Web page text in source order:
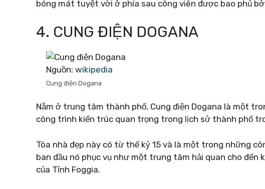
bóng mát tuyệt vời ở phía sau công viên được bao phủ
4. CUNG ĐIỆN DOGANA
Nguồn: wikipedia
Cung điện Dogana
Nằm ở trung tâm thành phố, Cung điện Dogana là một
công trình kiến ​​trúc quan trọng trong lịch sử thành phố
Tòa nhà đẹp này có từ thế kỷ 15 và là một trong những
ban đầu nó phục vụ như một trung tâm hải quan cho
của Tỉnh Foggia.